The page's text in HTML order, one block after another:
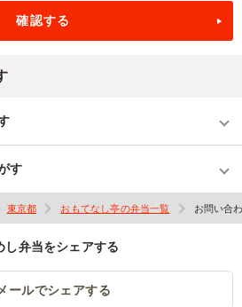
す
東京都 おもてなし亭の弁当一覧 お問い合
し弁当をシェアする
ールでシェアする